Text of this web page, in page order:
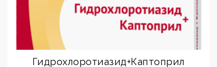
Гидрохлоротиазид+Каптоприл